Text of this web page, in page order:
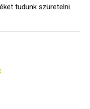
tudunk szüretelni.